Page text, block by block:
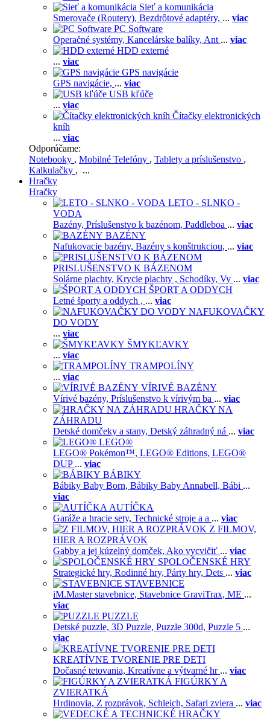
Sieť a komunikácia
Smerovače (Routery), Bezdrôtové adaptéry, ... viac
PC Software
Operačné systémy, Kancelárske balíky, Ant ... viac
HDD externé
... viac
GPS navigácie
GPS navigácie, ... viac
USB kľúče
... viac
Čítačky elektronických
kníh
... viac
Odporúčame:
Notebooky , Mobilné Telefóny , Tablety a príslušenstvo ,
Kalkulačky , ...
Hračky
Hračky
LETO - SLNKO -
VODA
Bazény, Príslušenstvo k bazénom, Paddleboa ... viac
BAZÉNY
Nafukovacie bazény, Bazény s konštrukciou, ... viac
PRISLUŠENSTVO K BÁZENOM
Solárne plachty, Krycie plachty , Schodíky, Vy ... viac
ŠPORT A ODDYCH
Letné športy a oddych , ... viac
NAFUKOVAČKY
DO VODY
... viac
ŠMYKĽAVKY
... viac
TRAMPOLÍNY
... viac
VÍRIVÉ BAZÉNY
Vírivé bazény, Príslušenstvo k vírivým ba ... viac
HRAČKY NA
ZÁHRADU
Detské domčeky a stany, Detský záhradný ná ... viac
LEGO®
LEGO® Pokémon™, LEGO® Editions, LEGO®
DUP ... viac
BÁBIKY
Bábiky Baby Born, Bábiky Baby Annabell, Bábi ...
viac
AUTÍČKA
Garáže a hracie sety, Technické stroje a a ... viac
Z FILMOV,
HIER A ROZPRÁVOK
Gabby a jej kúzelný domček, Ako vycvičiť ... viac
SPOLOČENSKÉ HRY
Strategické hry, Rodinné hry, Párty hry, Dets ... viac
STAVEBNICE
iM.Master stavebnice, Stavebnice GraviTrax, ME ...
viac
PUZZLE
Detské puzzle, 3D Puzzle, Puzzle 300d, Puzzle 5 ...
viac
KREATÍVNE TVORENIE PRE DETI
Dočasné tetovania, Kreatívne a výtvarné hr ... viac
FIGÚRKY A
ZVIERATKÁ
Hrdinovia, Z rozprávok, Schleich, Safari zviera ... viac